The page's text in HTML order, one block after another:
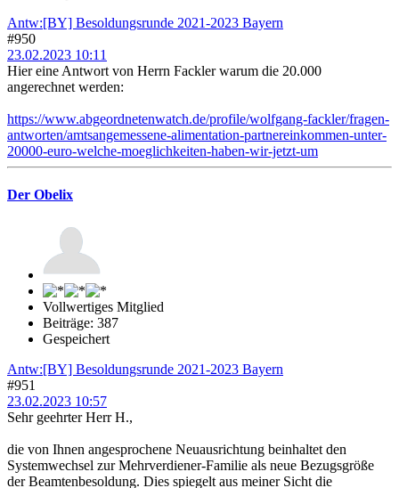
Antw:[BY] Besoldungsrunde 2021-2023 Bayern
#950
23.02.2023 10:11
Hier eine Antwort von Herrn Fackler warum die 20.000
angerechnet werden:
https://www.abgeordnetenwatch.de/profile/wolfgang-fackler/fragen-
antworten/amtsangemessene-alimentation-partnereinkommen-unter-
20000-euro-welche-moeglichkeiten-haben-wir-jetzt-um
Der Obelix
Vollwertiges Mitglied
Beiträge: 387
Gespeichert
Antw:[BY] Besoldungsrunde 2021-2023 Bayern
#951
23.02.2023 10:57
Sehr geehrter Herr H.,
die von Ihnen angesprochene Neuausrichtung beinhaltet den
Systemwechsel zur Mehrverdiener-Familie als neue Bezugsgröße
der Beamtenbesoldung. Dies spiegelt aus meiner Sicht die